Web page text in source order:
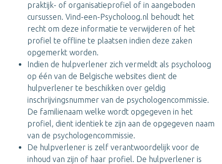
praktijk- of organisatieprofiel of in aangeboden
cursussen. Vind-een-Psycholoog.nl behoudt het
recht om deze informatie te verwijderen of het
profiel te offline te plaatsen indien deze zaken
opgemerkt worden.
Indien de hulpverlener zich vermeldt als psycholoog
op één van de Belgische websites dient de
hulpverlener te beschikken over geldig
inschrijvingsnummer van de psychologencommissie.
De familienaam welke wordt opgegeven in het
profiel, dient identiek te zijn aan de opgegeven naam
van de psychologencommissie.
De hulpverlener is zelf verantwoordelijk voor de
inhoud van zijn of haar profiel. De hulpverlener is